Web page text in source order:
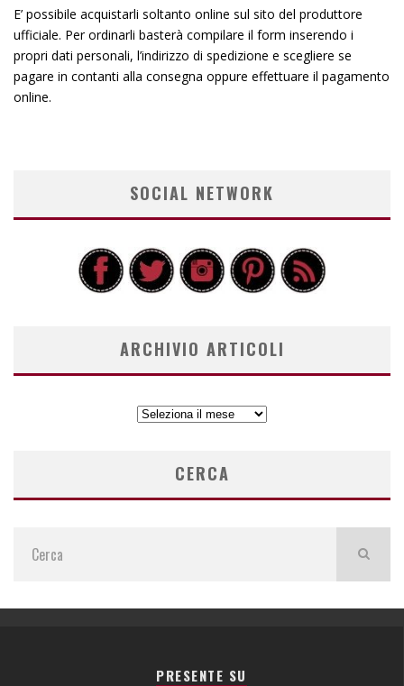
E’ possibile acquistarli soltanto online sul sito del produttore
ufficiale. Per ordinarli basterà compilare il form inserendo i
propri dati personali, l’indirizzo di spedizione e scegliere se
pagare in contanti alla consegna oppure effettuare il pagamento
online.
SOCIAL NETWORK
ARCHIVIO ARTICOLI
ARCHIVIO
CERCA
PRESENTE SU